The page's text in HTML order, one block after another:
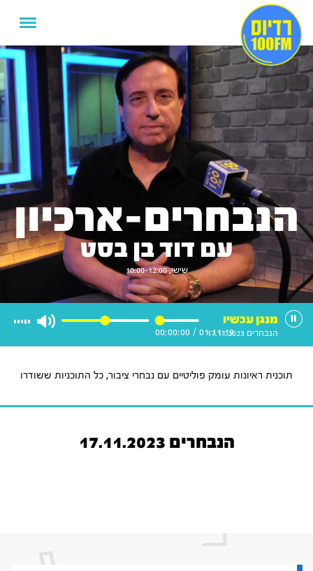
הנבחרים-ארכיון
עם דוד בן בסט
שישי, 10:00-12:00
01:11:19
/
00:00:00
מנגן עכשיו
הנבחרים 17.11.2023
תוכנית ראיונות עומק פוליטיים עם נבחרי ציבור, כל התוכניות ששודרו
הנבחרים 17.11.2023